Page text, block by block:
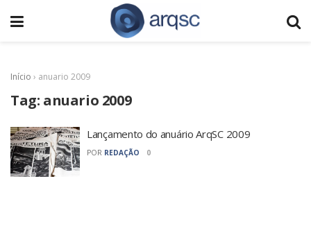
Início › anuario 2009
Tag: anuario 2009
Lançamento do anuário ArqSC 2009
POR REDAÇÃO 0